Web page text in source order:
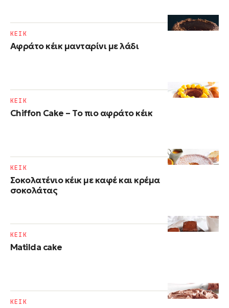
Αφράτο κέικ μανταρίνι με λάδι
ΚΕΙΚ
Chiffon Cake – Το πιο αφράτο κέικ
ΚΕΙΚ
Σοκολατένιο κέικ με καφέ και κρέμα
σοκολάτας
ΚΕΙΚ
Matilda cake
ΚΕΙΚ
ΚΕΙΚ